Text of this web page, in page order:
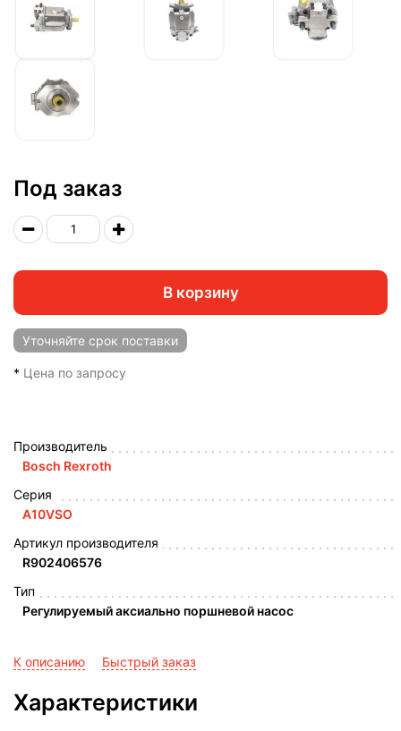
Под заказ
В корзину
Уточняйте срок поставки
* Цена по запросу
Производитель
Bosch Rexroth
Серия
A10VSO
Артикул производителя
R902406576
Тип
Регулируемый аксиально поршневой насос
К описанию Быстрый заказ
Характеристики